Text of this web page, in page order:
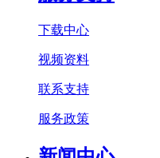
下载中心
视频资料
联系支持
服务政策